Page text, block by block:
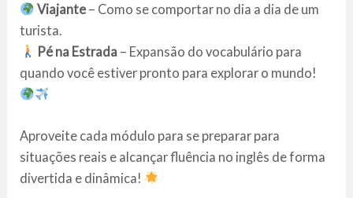
Viajante– Como se comportar no dia a dia de um
turista.
Pé na Estrada– Expansão do vocabulário para
quando você estiver pronto para explorar o mundo!
Aproveite cada módulo para se preparar para
situações reais e alcançar fluência no inglês de forma
divertida e dinâmica!